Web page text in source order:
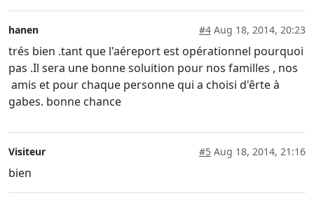
hanen #4 Aug 18, 2014, 20:23
trés bien .tant que l'aéreport est opérationnel pourquoi
pas .Il sera une bonne soluition pour nos familles , nos
amis et pour chaque personne qui a choisi d'êrte à
gabes. bonne chance
Visiteur #5 Aug 18, 2014, 21:16
bien